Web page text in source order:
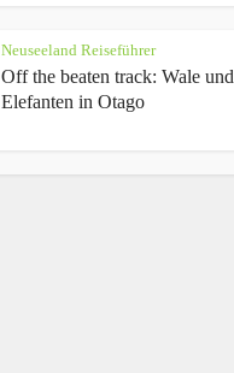
Neuseeland Reiseführer
Off the beaten track: Wale und
Elefanten in Otago